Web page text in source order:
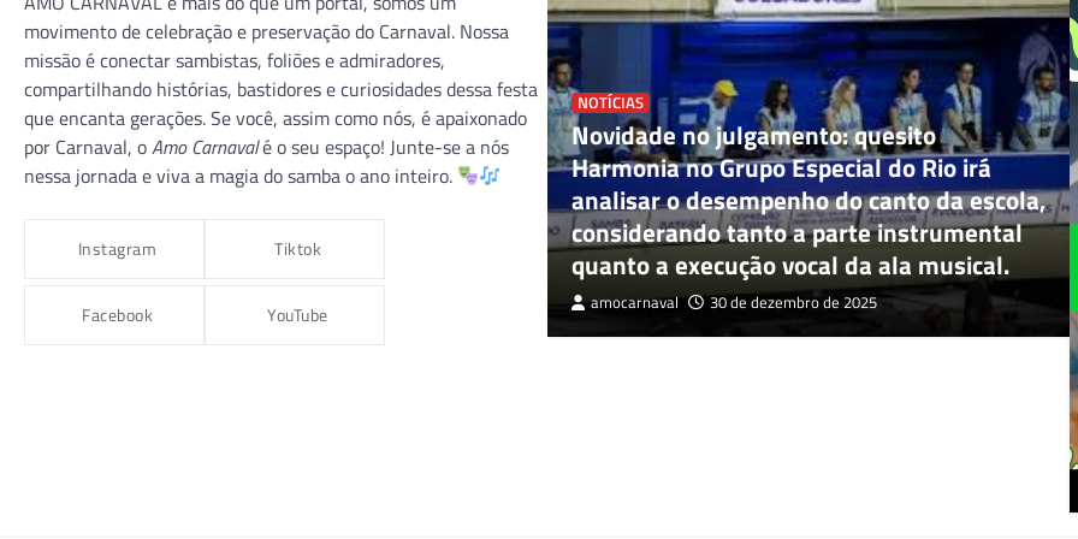
movimento de celebração e preservação do Carnaval. Nossa
missão é conectar sambistas, foliões e admiradores,
compartilhando histórias, bastidores e curiosidades dessa festa
que encanta gerações. Se você, assim como nós, é apaixonado
por Carnaval, oAmo Carnavalé o seu espaço! Junte-se a nós
nessa jornada e viva a magia do samba o ano inteiro.
Instagram Tiktok
Facebook YouTube
CARNAVAL 2026 CARNAVAL RJ
GRUPO ESPECIAL
VILA ISABEL
VILA ISABEL 2026 – “Macumbembê,
Samborembá: Sonhei que um Sambista
Sonhou a África”
NOTÍCIAS
Novidade no julgamento: quesito
Harmonia no Grupo Especial do Rio irá
analisar o desempenho do canto da escola,
considerando tanto a parte instrumental
quanto a execução vocal da ala musical.
amocarnaval 30 de dezembro de 2025